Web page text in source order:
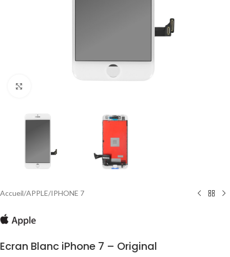
Accueil/APPLE/IPHONE 7
Ecran Blanc iPhone 7 – Original